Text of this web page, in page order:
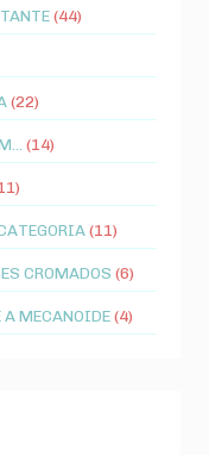
(44)
(22)
(14)
(11)
CROMADOS (6)
A MECANOIDE(4)